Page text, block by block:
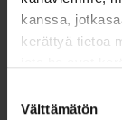
kanssa,
kerättyä tietoa
Lue lisää
valinta
Välttämätön
2/ 2025:
käyttöönotto |
hyvä
1/ 2025:
merkitys